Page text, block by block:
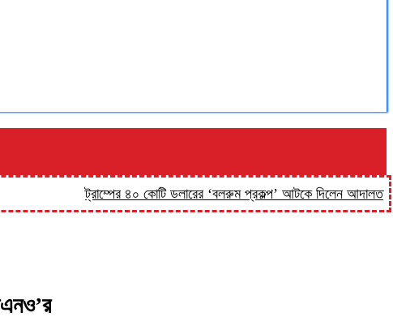
ট্রাম্পের ৪০ কোটি ডলারের ‘বলরুম প্রকল্প’ আটকে দিলেন আদালত